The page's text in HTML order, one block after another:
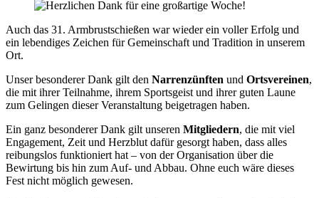
Auch das 31. Armbrustschießen war wieder ein voller Erfolg und
ein lebendiges Zeichen für Gemeinschaft und Tradition in unserem
Ort.
Unser besonderer Dank gilt den Narrenzünften und Ortsvereinen,
die mit ihrer Teilnahme, ihrem Sportsgeist und ihrer guten Laune
zum Gelingen dieser Veranstaltung beigetragen haben.
Ein ganz besonderer Dank gilt unseren Mitgliedern, die mit viel
Engagement, Zeit und Herzblut dafür gesorgt haben, dass alles
reibungslos funktioniert hat – von der Organisation über die
Bewirtung bis hin zum Auf- und Abbau. Ohne euch wäre dieses
Fest nicht möglich gewesen.